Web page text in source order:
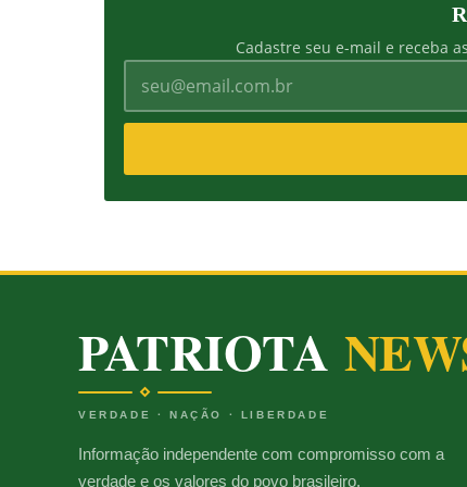
Cadastre seu e-mail e receba
PATRIOTA
VERDADE · NAÇÃO · LIBERDADE
Informação independente com compromisso com a
verdade e os valores do povo brasileiro.